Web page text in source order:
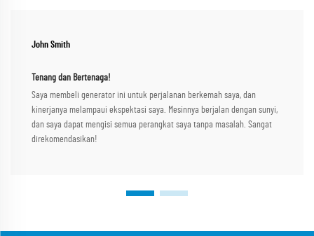
John Smith
Tenang dan Bertenaga!
Saya membeli generator ini untuk perjalanan berkemah saya, dan
kinerjanya melampaui ekspektasi saya. Mesinnya berjalan dengan sunyi,
dan saya dapat mengisi semua perangkat saya tanpa masalah. Sangat
direkomendasikan!